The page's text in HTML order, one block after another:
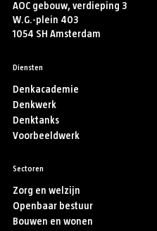
AOC gebouw, verdieping 3
W.G.-plein 403
1054 SH Amsterdam
Diensten
Denkacademie
Denkwerk
Denktanks
Voorbeeldwerk
Sectoren
Zorg en welzijn
Openbaar bestuur
Bouwen en wonen